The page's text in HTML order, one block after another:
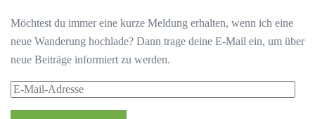
Möchtest du immer eine kurze Meldung erhalten, wenn ich eine
neue Wanderung hochlade? Dann trage deine E-Mail ein, um über
neue Beiträge informiert zu werden.
E-